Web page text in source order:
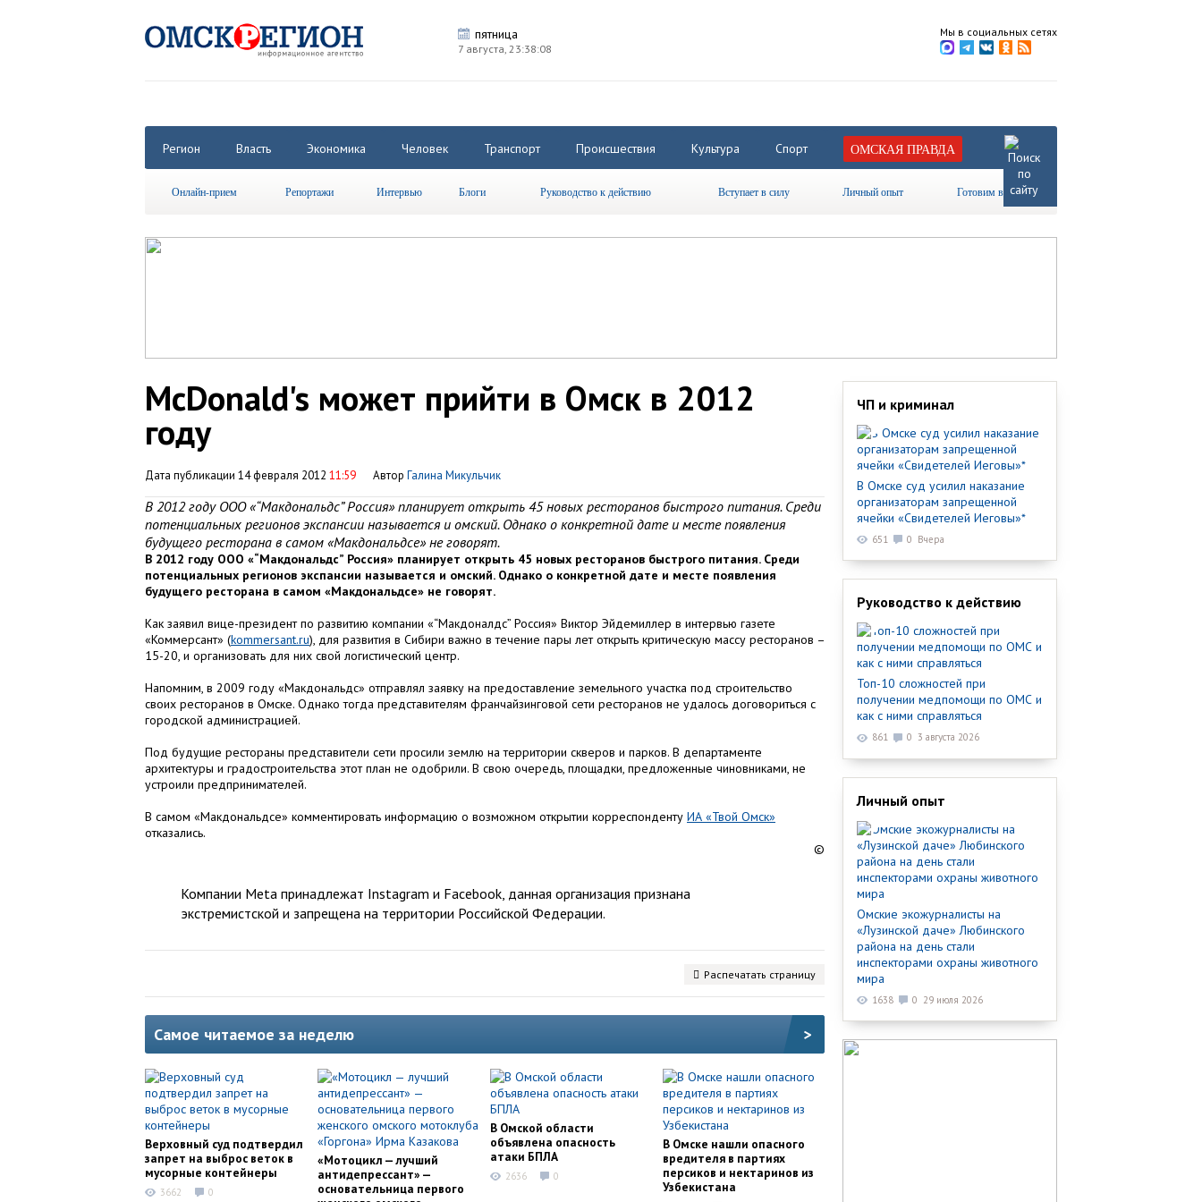
пятница
7 августа, 23:38:08
Мы в социальных сетях
Регион Власть Экономика Человек Транспорт Происшествия Культура Спорт ОМСКАЯ ПРАВДА
Онлайн-прием Репортажи Интервью Блоги Руководство к действию Вступает в силу Личный опыт Готовим вместе
McDonald's может прийти в Омск в 2012
году
Дата публикации 14 февраля 2012 11:59 Автор Галина Микульчик
В 2012 году ООО «“Макдональдс” Россия» планирует открыть 45 новых ресторанов быстрого питания. Среди
потенциальных регионов экспансии называется и омский. Однако о конкретной дате и месте появления
будущего ресторана в самом «Макдональдсе» не говорят.
В 2012 году ООО «“Макдональдс” Россия» планирует открыть 45 новых ресторанов быстрого питания. Среди
потенциальных регионов экспансии называется и омский. Однако о конкретной дате и месте появления
будущего ресторана в самом «Макдональдсе» не говорят.
Как заявил вице-президент по развитию компании «“Макдоналдс” Россия» Виктор Эйдемиллер в интервью газете
«Коммерсант» (kommersant.ru), для развития в Сибири важно в течение пары лет открыть критическую массу ресторанов –
15-20, и организовать для них свой логистический центр.
Напомним, в 2009 году «Макдональдс» отправлял заявку на предоставление земельного участка под строительство
своих ресторанов в Омске. Однако тогда представителям франчайзинговой сети ресторанов не удалось договориться с
городской администрацией.
Под будущие рестораны представители сети просили землю на территории скверов и парков. В департаменте
архитектуры и градостроительства этот план не одобрили. В свою очередь, площадки, предложенные чиновниками, не
устроили предпринимателей.
В самом «Макдональдсе» комментировать информацию о возможном открытии корреспонденту ИА «Твой Омск»
отказались.
©
Компании Meta принадлежат Instagram и Facebook, данная организация признана
экстремистской и запрещена на территории Российской Федерации.
Распечатать страницу
Самое читаемое за неделю >
Верховный суд подтвердил
запрет на выброс веток в
мусорные контейнеры
3662 0
«Мотоцикл — лучший
антидепрессант» —
основательница первого
В Омской области
объявлена опасность
атаки БПЛА
2636 0
В Омске нашли опасного
вредителя в партиях
персиков и нектаринов из
Узбекистана
ЧП и криминал
В Омске суд усилил наказание
организаторам запрещенной
ячейки «Свидетелей Иеговы»*
651 0 Вчера
Руководство к действию
Топ-10 сложностей при
получении медпомощи по ОМС и
как с ними справляться
861 0 3 августа 2026
Личный опыт
Омские экожурналисты на
«Лузинской даче» Любинского
района на день стали
инспекторами охраны животного
мира
1638 0 29 июля 2026